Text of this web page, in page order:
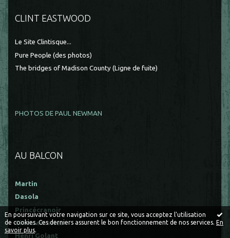
En poursuivant votre navigation sur ce site, vous acceptez l'utilisation
de cookies. Ces derniers assurent le bon fonctionnement de nos services. En
savoir plus.
CLINT EASTWOOD
Le Site Clintisque...
Pure People (des photos)
The bridges of Madison County (Ligne de fuite)
PHOTOS DE PAUL NEWMAN
AU BALCON
Martin
Dasola
Princécranoir
Cinememories
Henri Golant